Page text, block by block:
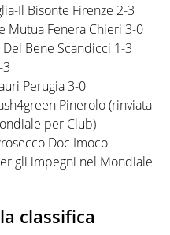
Il Bisonte Firenze 2-3
Mutua Fenera Chieri 3-0
Bene Scandicci 1-3
Perugia 3-0
Pinerolo (rinviata
per Club)
Doc Imoco
gli impegni nel Mondiale
classifica